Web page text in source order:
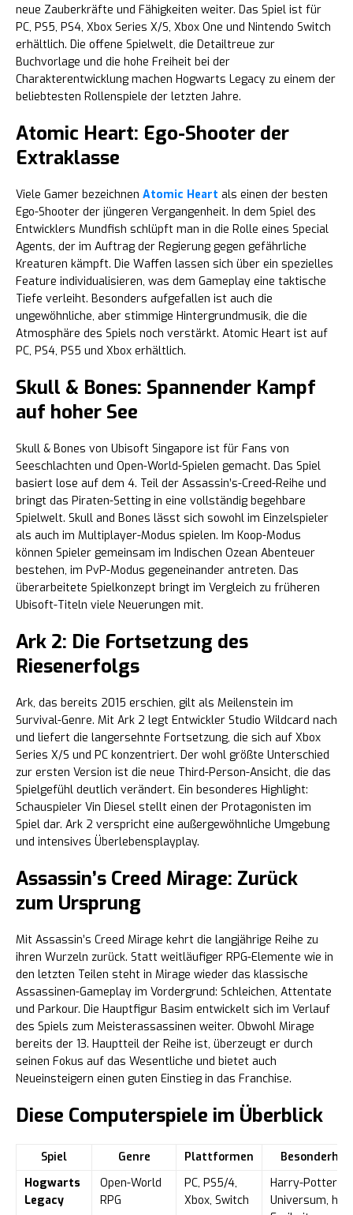
neue Zauberkräfte und Fähigkeiten weiter. Das Spiel ist für
PC, PS5, PS4, Xbox Series X/S, Xbox One und Nintendo Switch
erhältlich. Die offene Spielwelt, die Detailtreue zur
Buchvorlage und die hohe Freiheit bei der
Charakterentwicklung machen Hogwarts Legacy zu einem der
beliebtesten Rollenspiele der letzten Jahre.
Atomic Heart: Ego-Shooter der
Extraklasse
Viele Gamer bezeichnen Atomic Heart als einen der besten
Ego-Shooter der jüngeren Vergangenheit. In dem Spiel des
Entwicklers Mundfish schlüpft man in die Rolle eines Special
Agents, der im Auftrag der Regierung gegen gefährliche
Kreaturen kämpft. Die Waffen lassen sich über ein spezielles
Feature individualisieren, was dem Gameplay eine taktische
Tiefe verleiht. Besonders aufgefallen ist auch die
ungewöhnliche, aber stimmige Hintergrundmusik, die die
Atmosphäre des Spiels noch verstärkt. Atomic Heart ist auf
PC, PS4, PS5 und Xbox erhältlich.
Skull & Bones: Spannender Kampf
auf hoher See
Skull & Bones von Ubisoft Singapore ist für Fans von
Seeschlachten und Open-World-Spielen gemacht. Das Spiel
basiert lose auf dem 4. Teil der Assassin’s-Creed-Reihe und
bringt das Piraten-Setting in eine vollständig begehbare
Spielwelt. Skull and Bones lässt sich sowohl im Einzelspieler
als auch im Multiplayer-Modus spielen. Im Koop-Modus
können Spieler gemeinsam im Indischen Ozean Abenteuer
bestehen, im PvP-Modus gegeneinander antreten. Das
überarbeitete Spielkonzept bringt im Vergleich zu früheren
Ubisoft-Titeln viele Neuerungen mit.
Ark 2: Die Fortsetzung des
Riesenerfolgs
Ark, das bereits 2015 erschien, gilt als Meilenstein im
Survival-Genre. Mit Ark 2 legt Entwickler Studio Wildcard nach
und liefert die langersehnte Fortsetzung, die sich auf Xbox
Series X/S und PC konzentriert. Der wohl größte Unterschied
zur ersten Version ist die neue Third-Person-Ansicht, die das
Spielgefühl deutlich verändert. Ein besonderes Highlight:
Schauspieler Vin Diesel stellt einen der Protagonisten im
Spiel dar. Ark 2 verspricht eine außergewöhnliche Umgebung
und intensives Überlebensplayplay.
Assassin’s Creed Mirage: Zurück
zum Ursprung
Mit Assassin’s Creed Mirage kehrt die langjährige Reihe zu
ihren Wurzeln zurück. Statt weitläufiger RPG-Elemente wie in
den letzten Teilen steht in Mirage wieder das klassische
Assassinen-Gameplay im Vordergrund: Schleichen, Attentate
und Parkour. Die Hauptfigur Basim entwickelt sich im Verlauf
des Spiels zum Meisterassassinen weiter. Obwohl Mirage
bereits der 13. Hauptteil der Reihe ist, überzeugt er durch
seinen Fokus auf das Wesentliche und bietet auch
Neueinsteigern einen guten Einstieg in das Franchise.
Diese Computerspiele im Überblick
Spiel Genre Plattformen
Besonderheit
Hogwarts
Legacy
Open-World
RPG
PC, PS5/4,
Xbox, Switch
Harry-Potter-
Universum,